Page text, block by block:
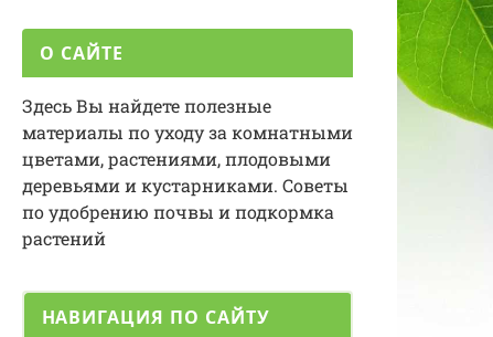
О САЙТЕ
Здесь Вы найдете полезные
материалы по уходу за комнатными
цветами, растениями, плодовыми
деревьями и кустарниками. Советы
по удобрению почвы и подкормка
растений
НАВИГАЦИЯ ПО САЙТУ